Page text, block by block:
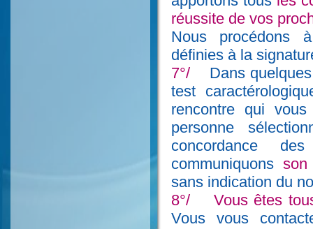
réussite de vos
Nous procédons
définies à la
7°/ Dans
test
rencontre qui
personne
concordance
communiquons
sans indication du
8°/ Vous êtes
Vous vous